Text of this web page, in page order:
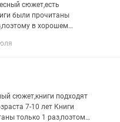
сюжет,есть
были прочитаны
в хорошем
книг
сюжет,книги подходят
7-10 лет Книги
только 1 раз,поэтому